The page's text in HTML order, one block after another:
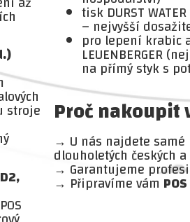
stroje
tisk DURST
– nejvyšší
pro lepení krabic
LEUENBERGER
na přímý styk s
Proč nakoupit
→ U nás najdete
dlouholetých českých
→ Garantujeme
→ Připravíme vám